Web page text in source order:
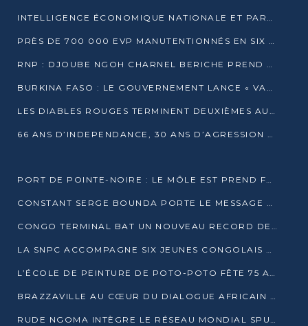
INTELLIGENCE ÉCONOMIQUE NATIONALE ET PARTENARIATS INTERNATIONAUX : VERS UNE DOCTRINE SOUVERAINE DE SÉCURITÉ ÉCONOMIQUE
PRÈS DE 700 000 EVP MANUTENTIONNÉS EN SIX MOIS PAR CONGO TERMINAL
RNP : DJOUBE NGOH CHARNEL BERICHE PREND LES RÊNES DU PARTI
BURKINA FASO : LE GOUVERNEMENT LANCE « VACANCES UTILES 2026 » POUR FORMER LES ÉLÈVES À 15 MÉTIERS
LES DIABLES ROUGES TERMINENT DEUXIÈMES AU CHAMPIONNAT D’AFRIQUE ZONE 3
66 ANS D’INDEPENDANCE, 30 ANS D’AGRESSION RWAN DAISE : 4 PRESIDENCES, UN ECHEC COLLECTIF
PORT DE POINTE-NOIRE : LE MÔLE EST PREND FORME ET VISE LES GÉANTS DES MERS
CONSTANT SERGE BOUNDA PORTE LE MESSAGE DE COMPASSION DE DENIS SASSOU NGUESSO EN IRAN
CONGO TERMINAL BAT UN NOUVEAU RECORD DE PRODUCTIVITÉ AU PORT DE POINTE-NOIRE
LA SNPC ACCOMPAGNE SIX JEUNES CONGOLAIS AUX OLYMPIADES PANAFRICAINES DE MATHÉMATIQUES
L’ÉCOLE DE PEINTURE DE POTO-POTO FÊTE 75 ANS AU SERVICE DE L’ART CONGOLAIS
BRAZZAVILLE AU CŒUR DU DIALOGUE AFRICAIN SUR LES OBJECTIFS DE DÉVELOPPEMENT DURABLE
RUDE NGOMA INTÈGRE LE RÉSEAU MONDIAL SPUTNIK PRO APRÈS UNE FORMATION À MOSCOU